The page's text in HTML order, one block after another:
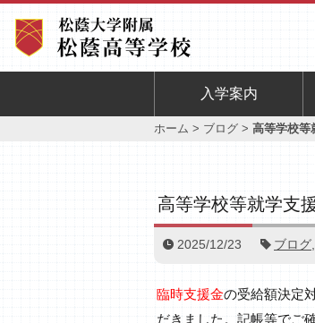
入学案内
ホーム > ブログ > 高等学校等
高等学校等就学支
2025/12/23 ブログ
臨時支援金の受給額決定
だきました。記帳等でご